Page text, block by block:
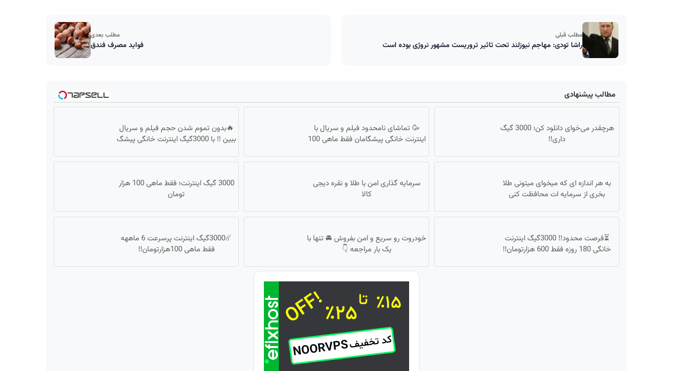
مطلب قبلی
راشا تودی: مهاجم نیوزلند تحت تاثیر تروریست مشهور نروژی بوده است
مطلب بعدی
فواید مصرف فندق
مطالب پیشنهادی
هرچقدر می‌خوای دانلود کن؛ 3000 گیگ
داری!!
🥳 تماشای نامحدود فیلم و سریال با
اینترنت خانگی پیشگامان فقط ماهی 100
🔥بدون تموم شدن حجم فیلم و سریال
ببین !! با 3000گیگ اینترنت خانگی پیشگ
به هر اندازه ای که میخوای میتونی طلا
بخری از سرمایه ات محافظت کنی
سرمایه گذاری امن با طلا و نقره دیجی
کالا
3000 گیگ اینترنت؛ فقط ماهی 100 هزار
تومان
⏳فرصت محدود!! 3000گیگ اینترنت
خانگی 180 روزه فقط 600 هزارتومان!!
خودروت رو سریع و امن بفروش 🚘 تنها با
یک بار مراجعه 👇
☄️3000گیگ اینترنت پرسرعت 6 ماههه
فقط ماهی 100هزارتومان!!